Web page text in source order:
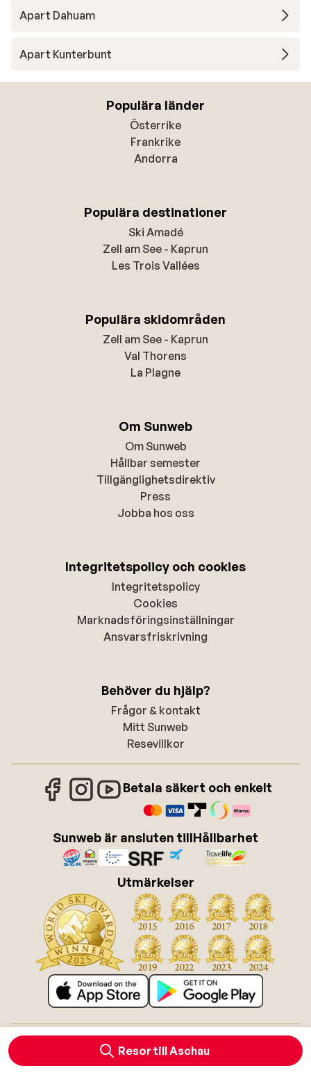
Resor till Aschau
Apart Dahuam
Apart Kunterbunt
Populära länder
Österrike
Frankrike
Andorra
Populära destinationer
Ski Amadé
Zell am See - Kaprun
Les Trois Vallées
Populära skidområden
Zell am See - Kaprun
Val Thorens
La Plagne
Om Sunweb
Om Sunweb
Hållbar semester
Tillgänglighetsdirektiv
Press
Jobba hos oss
Integritetspolicy och cookies
Integritetspolicy
Cookies
Marknadsföringsinställningar
Ansvarsfriskrivning
Behöver du hjälp?
Frågor & kontakt
Mitt Sunweb
Resevillkor
Betala säkert och enkelt
Sunweb är ansluten tillHållbarhet
Utmärkelser
Om Sunweb Jobba hos Sunweb
Cookies
TillgänglighetsdirektivAnsvarsfriskrivning